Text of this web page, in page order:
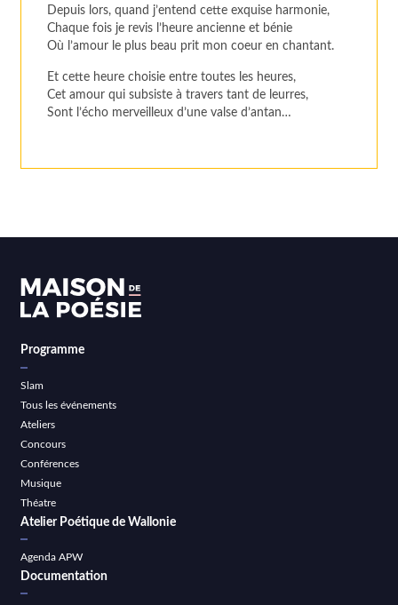
Depuis lors, quand j’entend cette exquise harmonie,
Chaque fois je revis l’heure ancienne et bénie
Où l’amour le plus beau prit mon coeur en chantant.
Et cette heure choisie entre toutes les heures,
Cet amour qui subsiste à travers tant de leurres,
Sont l’écho merveilleux d’une valse d’antan…
Programme
Slam
Tous les événements
Ateliers
Concours
Conférences
Musique
Théatre
Atelier Poétique de Wallonie
Agenda APW
Documentation